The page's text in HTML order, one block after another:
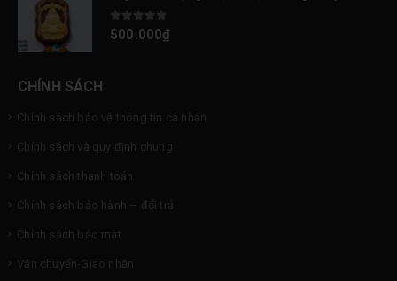
0out of 5
500.000₫
CHÍNH SÁCH
Chính sách bảo vệ thông tin cá nhân
Chính sách và quy định chung
Chính sách thanh toán
Chính sách bảo hành – đổi trả
Chính sách bảo mật
Vận chuyển-Giao nhận